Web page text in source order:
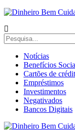
Notícias
Benefícios
Cartões de
Empréstimos
Investimentos
Negativados
Bancos Digitais